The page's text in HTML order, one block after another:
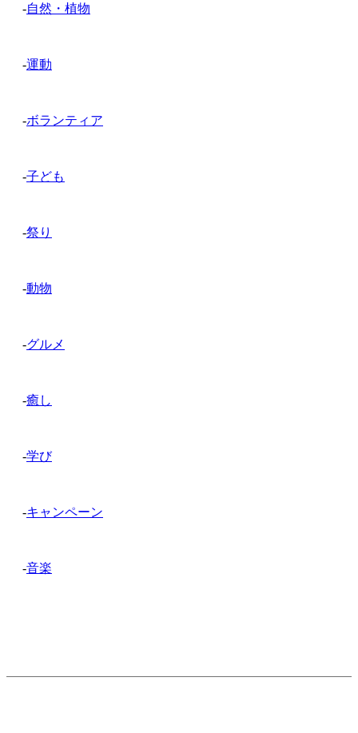
-自然・植物
-運動
-ボランティア
-子ども
-祭り
-動物
-グルメ
-癒し
-学び
-キャンペーン
-音楽